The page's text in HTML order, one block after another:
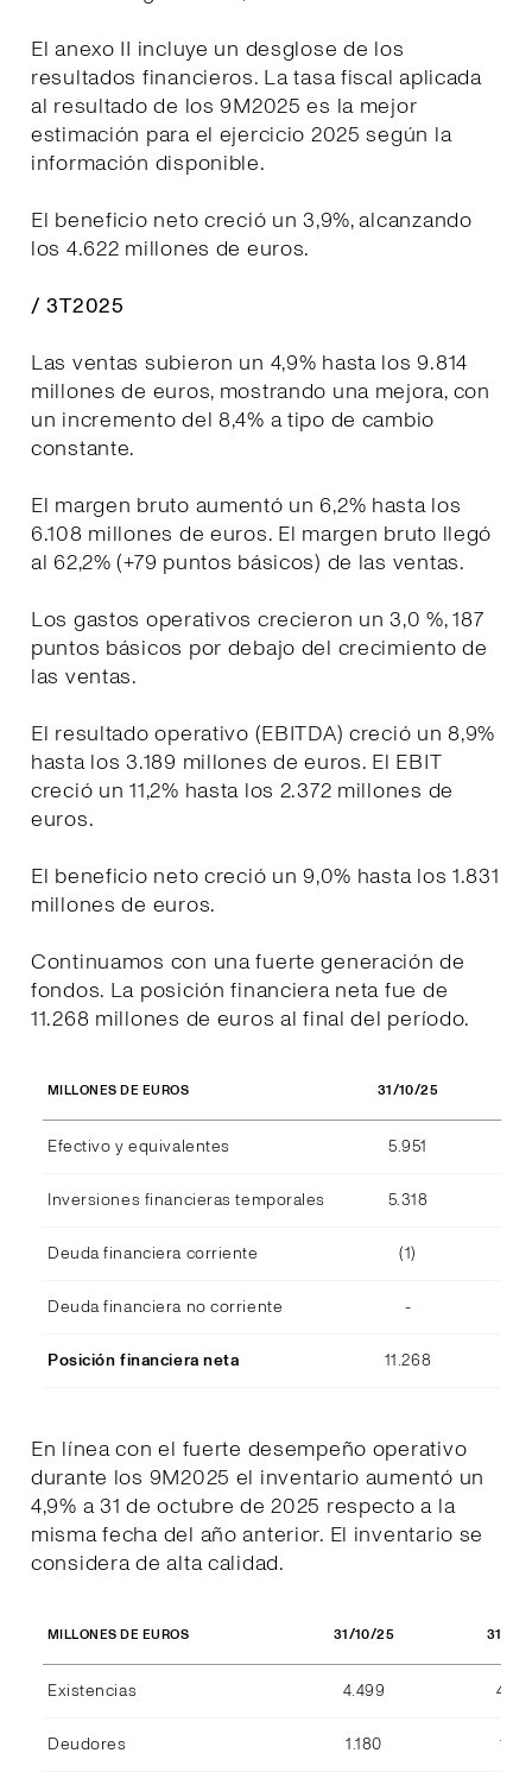
El anexo II incluye un desglose de los
resultados financieros. La tasa fiscal aplicada
al resultado de los 9M2025 es la mejor
estimación para el ejercicio 2025 según la
información disponible.
El beneficio neto creció un 3,9%, alcanzando
los 4.622 millones de euros.
/ 3T2025
Las ventas subieron un 4,9% hasta los 9.814
millones de euros, mostrando una mejora, con
un incremento del 8,4% a tipo de cambio
constante.
El margen bruto aumentó un 6,2% hasta los
6.108 millones de euros. El margen bruto llegó
al 62,2% (+79 puntos básicos) de las ventas.
Los gastos operativos crecieron un 3,0 %, 187
puntos básicos por debajo del crecimiento de
las ventas.
El resultado operativo (EBITDA) creció un 8,9%
hasta los 3.189 millones de euros. El EBIT
creció un 11,2% hasta los 2.372 millones de
euros.
El beneficio neto creció un 9,0% hasta los 1.831
millones de euros.
Continuamos con una fuerte generación de
fondos. La posición financiera neta fue de
11.268 millones de euros al final del período.
MILLONES DE EUROS 31/10/25
Efectivo y equivalentes 5.951
Inversiones financieras temporales 5.318
Deuda financiera corriente (1)
Deuda financiera no corriente -
Posición financiera neta 11.268
En línea con el fuerte desempeño operativo
durante los 9M2025 el inventario aumentó un
4,9% a 31 de octubre de 2025 respecto a la
misma fecha del año anterior. El inventario se
considera de alta calidad.
MILLONES DE EUROS 31/10/25 31/
Existencias 4.499
Deudores 1.180